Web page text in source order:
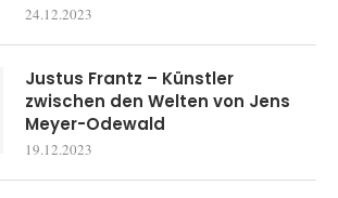
24.12.2023
Justus Frantz – Künstler
zwischen den Welten von Jens
Meyer-Odewald
19.12.2023